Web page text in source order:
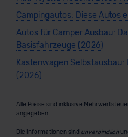
Campingautos: Diese Autos
Autos für Camper Ausbau:
Basisfahrzeuge (2026)
Kastenwagen Selbstausbau:
(2026)
Alle Preise sind inklusive
angegeben.
Die Informationen sind unverbindlich